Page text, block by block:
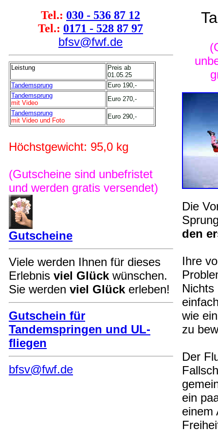
Tel.: 030 - 536 87 12
Tel.: 0171 - 528 87 97
bfsv@fwf.de
Leistung
Preis ab
01.05.25
Tandemsprung
Euro 190,-
Tandemsprung
mit Video
Euro 270,-
Tandemsprung
mit Video und Foto
Euro 290,-
Höchstgewicht: 95,0 kg
(Gutscheine sind unbefristet
und werden gratis versendet)
Gutscheine
Viele werden Ihnen für dieses
Erlebnis viel Glück wünschen.
Sie werden viel Glück erleben!
Gutschein für
Tandemspringen und UL-
fliegen
bfsv@fwf.de
Die
den
Ihre
Nichts
wie
zu
Der
ein
einem